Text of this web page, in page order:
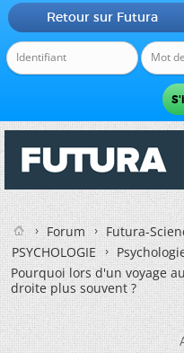
Retour sur Futura
Forum
Futura-
PSYCHOLOGIE
Pourquoi lors d'un voyage
droite plus souvent ?